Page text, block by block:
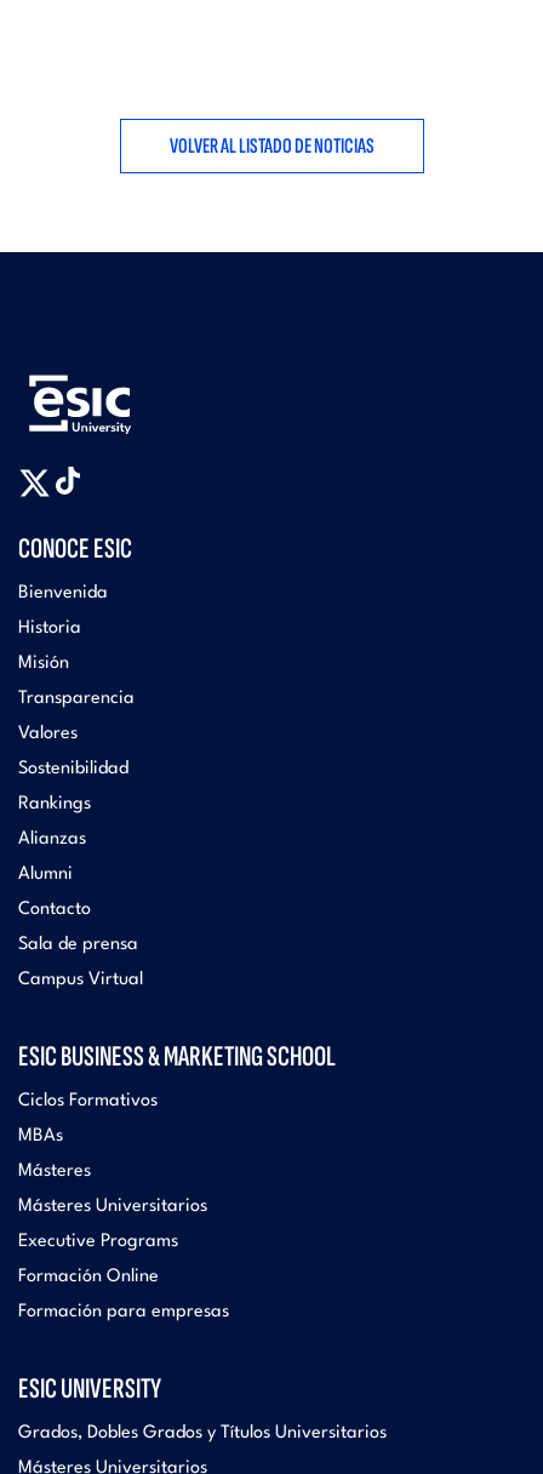
VOLVER AL LISTADO DE NOTICIAS
CONOCE ESIC
Bienvenida
Historia
Misión
Transparencia
Valores
Sostenibilidad
Rankings
Alianzas
Alumni
Contacto
Sala de prensa
Campus Virtual
ESIC BUSINESS & MARKETING SCHOOL
Ciclos Formativos
MBAs
Másteres
Másteres Universitarios
Executive Programs
Formación Online
Formación para empresas
ESIC UNIVERSITY
Grados, Dobles Grados y Títulos Universitarios
Másteres Universitarios